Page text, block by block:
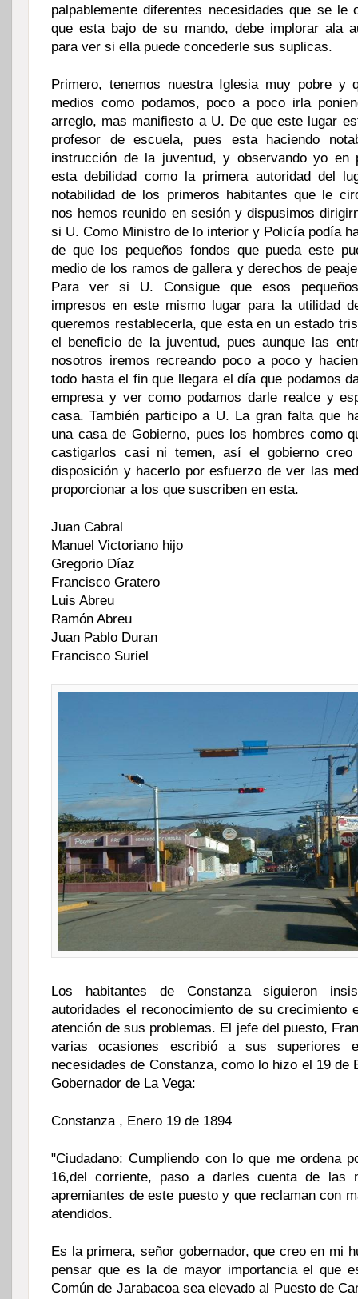
palpablemente diferentes necesidades que se le
que esta bajo de su mando, debe implorar ala
para ver si ella puede concederle sus suplicas.
Primero, tenemos nuestra Iglesia muy pobre y
medios como podamos, poco a poco irla
arreglo, mas manifiesto a U. De que este lugar
profesor de escuela, pues esta haciendo
instrucción de la juventud, y observando yo en
esta debilidad como la primera autoridad del
notabilidad de los primeros habitantes que le
nos hemos reunido en sesión y dispusimos
si U. Como Ministro de lo interior y Policía podía
de que los pequeños fondos que pueda este
medio de los ramos de gallera y derechos de
Para ver si U. Consigue que esos
impresos en este mismo lugar para la utilidad
queremos restablecerla, que esta en un estado
el beneficio de la juventud, pues aunque las
nosotros iremos recreando poco a poco y
todo hasta el fin que llegara el día que podamos
empresa y ver como podamos darle realce y
casa. También participo a U. La gran falta que
una casa de Gobierno, pues los hombres como
castigarlos casi ni temen, así el gobierno creo
disposición y hacerlo por esfuerzo de ver las
proporcionar a los que suscriben en esta.
Juan Cabral
Manuel Victoriano hijo
Gregorio Díaz
Francisco Gratero
Luis Abreu
Ramón Abreu
Juan Pablo Duran
Francisco Suriel
Los habitantes de Constanza siguieron
autoridades el reconocimiento de su crecimiento
atención de sus problemas. El jefe del puesto,
varias ocasiones escribió a sus superiores
necesidades de Constanza, como lo hizo el 19 de
Gobernador de La Vega:
Constanza , Enero 19 de 1894
"Ciudadano: Cumpliendo con lo que me ordena
16,del corriente, paso a darles cuenta de las
apremiantes de este puesto y que reclaman con
atendidos.
Es la primera, señor gobernador, que creo en mi
pensar que es la de mayor importancia el que
Común de Jarabacoa sea elevado al Puesto de